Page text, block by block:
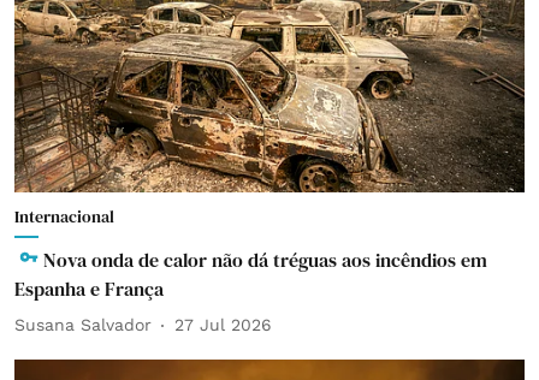
Internacional
Nova onda de calor não dá tréguas aos incêndios em
Espanha e França
Susana Salvador 27 Jul 2026